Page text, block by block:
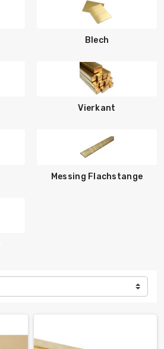
Blech
Vierkant
Messing Flachstange